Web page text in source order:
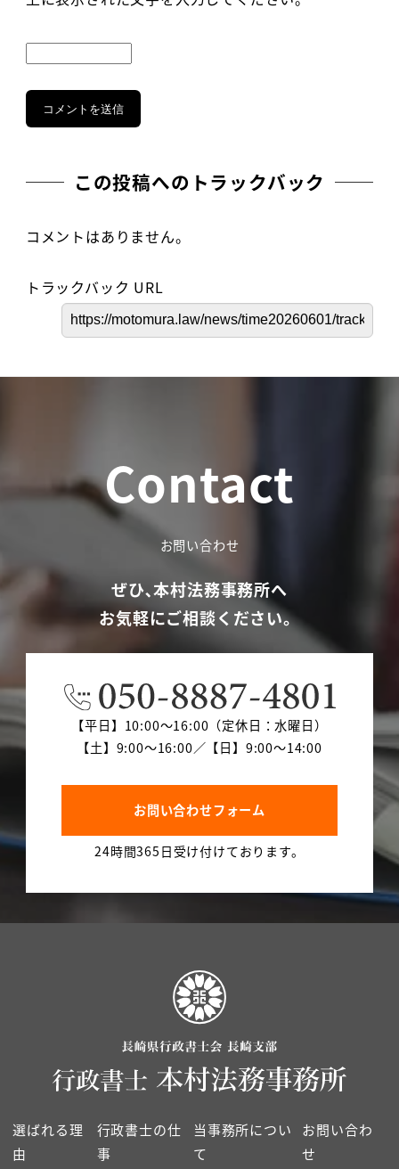
この投稿へのトラックバック
コメントはありません。
トラックバック URL
Contact
お問い合わせ
ぜひ､本村法務事務所へ
お気軽にご相談ください。
【平日】10:00～16:00（定休日：水曜日）
【土】9:00～16:00／【日】9:00～14:00
お問い合わせフォーム
24時間365日受け付けております。
選ばれる理
由
行政書士の仕
事
当事務所につい
て
お問い合わ
せ